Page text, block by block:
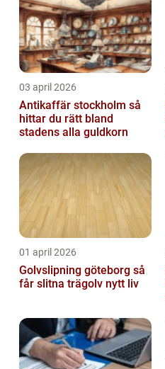
03 april 2026
Antikaffär stockholm så
hittar du rätt bland
stadens alla guldkorn
01 april 2026
Golvslipning göteborg så
får slitna trägolv nytt liv